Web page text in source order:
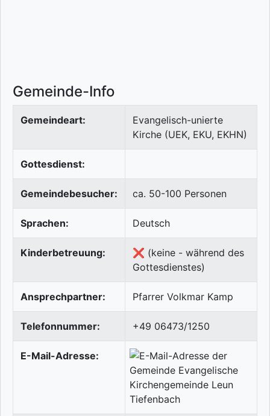
Gemeinde-Info
Gemeindeart:
Evangelisch-unierte
Kirche (UEK, EKU, EKHN)
Gottesdienst:
Gemeindebesucher: ca. 50-100 Personen
Sprachen: Deutsch
Kinderbetreuung:
❌ (keine - während des
Gottesdienstes)
Ansprechpartner: Pfarrer Volkmar Kamp
Telefonnummer: +49 06473/1250
E-Mail-Adresse: